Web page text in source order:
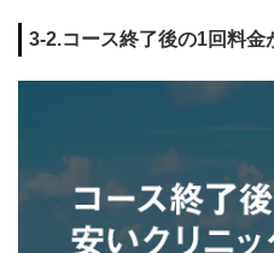
3-2.コース終了後の1回料